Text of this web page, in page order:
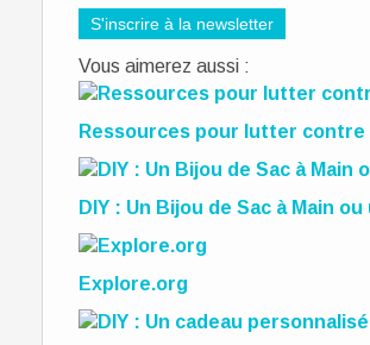
S'inscrire à la newsletter
Vous aimerez aussi :
Ressources pour lutter
DIY : Un Bijou de Sac à Main
Explore.org